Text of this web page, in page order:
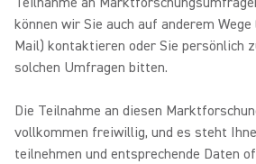
können wir Sie auch auf anderem
Mail) kontaktieren oder Sie persönlich
solchen Umfragen bitten.
Die Teilnahme an diesen
vollkommen freiwillig, und es steht
teilnehmen und entsprechende Daten